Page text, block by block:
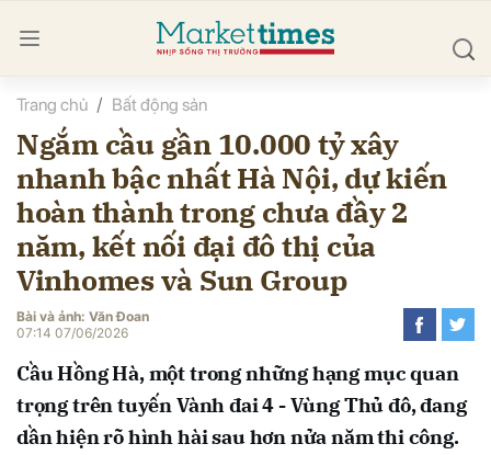
Trang chủ Bất động sản
Ngắm cầu gần 10.000 tỷ xây
nhanh bậc nhất Hà Nội, dự kiến
hoàn thành trong chưa đầy 2
năm, kết nối đại đô thị của
Vinhomes và Sun Group
Bài và ảnh: Văn Đoan
07:14 07/06/2026
Cầu Hồng Hà, một trong những hạng mục quan
trọng trên tuyến Vành đai 4 - Vùng Thủ đô, đang
dần hiện rõ hình hài sau hơn nửa năm thi công.
luận